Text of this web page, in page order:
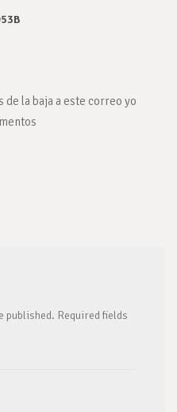
de la baja a este correo yo
published. Required fields